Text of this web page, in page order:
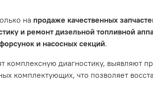
на следующие случаи:
материалом, который подвержен
и т.д.
неправильной установкой или
на продаже качественных
и ремонт дизельной топливной
и насосных секций.
комплексную диагностику, выявляют
комплектующих, что позволяет